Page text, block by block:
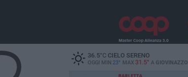
36.5°CCIELO SERENO
OGGI MIN 23° MAX 31.5° A GIOVINAZZO